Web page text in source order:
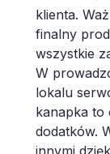
klienta.
finalny
wszystkie
W
lokalu
kanapka to
dodatków.
innymi